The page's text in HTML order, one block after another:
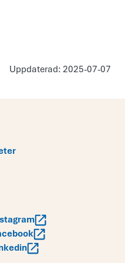
Uppdaterad: 2025-07-07